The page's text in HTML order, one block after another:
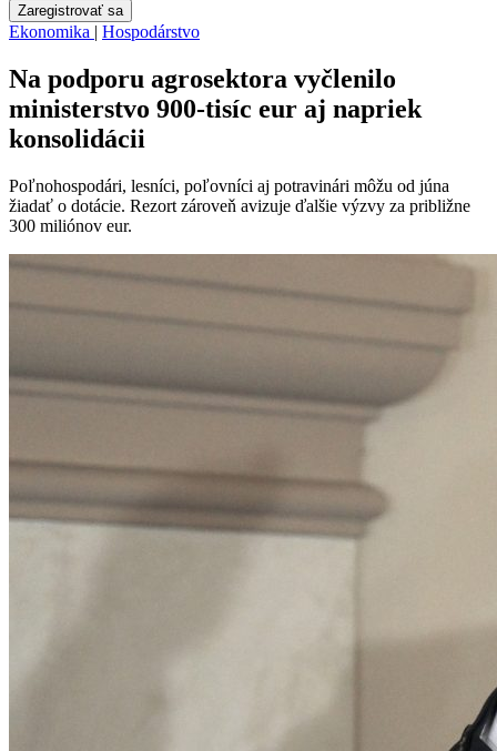
Zaregistrovať sa
Ekonomika | Hospodárstvo
Na podporu agrosektora vyčlenilo
ministerstvo 900-tisíc eur aj napriek
konsolidácii
Poľnohospodári, lesníci, poľovníci aj potravinári môžu od júna
žiadať o dotácie. Rezort zároveň avizuje ďalšie výzvy za približne
300 miliónov eur.